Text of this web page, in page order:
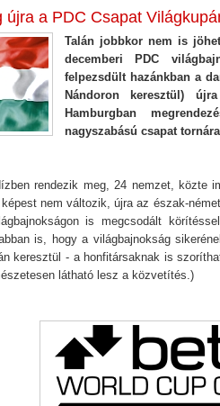
újra a PDC Csapat
Talán jobbkor nem is
decemberi PDC
felpezsdült hazánkban a
Nándoron keresztül)
Hamburgban
nagyszabású csapat
rendezik meg, 24 nemzet, közte
nem változik, újra az észak-
is megcsodált
is, hogy a világbajnokság
keresztül - a honfitársaknak is
látható lesz a közvetítés.)